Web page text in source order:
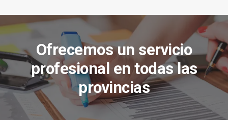
Ofrecemos un servicio
profesional en todas las
provincias